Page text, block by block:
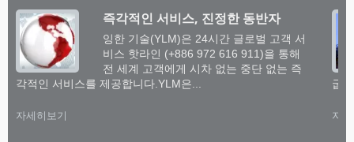
즉각적인 서비스, 진정한 동반자
잉한 기술(YLM)은 24시간 글로벌 고객 서
비스 핫라인 (+886 972 616 911)을 통해
전 세계 고객에게 시차 없는 중단 없는 즉
각적인 서비스를 제공합니다.YLM은...
자세히보기
굽
자